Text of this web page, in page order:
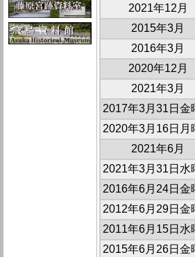
2021年12月
2015年3月
2016年3月
2020年12月
2021年3月
2017年3月31日金
2020年3月16日月
2021年6月
2021年3月31日水
2016年6月24日金
2012年6月29日金
2011年6月15日水
2015年6月26日金